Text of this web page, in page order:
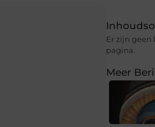
Er zijn geen
pagina.
Meer